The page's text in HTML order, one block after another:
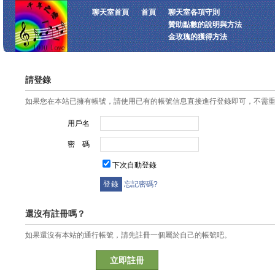
聊天室首頁 首頁
聊天室各項守則
贊助點數的說明與方法
金玫瑰的獲得方法
請登錄
如果您在本站已擁有帳號，請使用已有的帳號信息直接進行登錄即可，不需
用戶名
密 碼
下次自動登錄
忘記密碼?
還沒有註冊嗎？
如果還沒有本站的通行帳號，請先註冊一個屬於自己的帳號吧。
立即註冊